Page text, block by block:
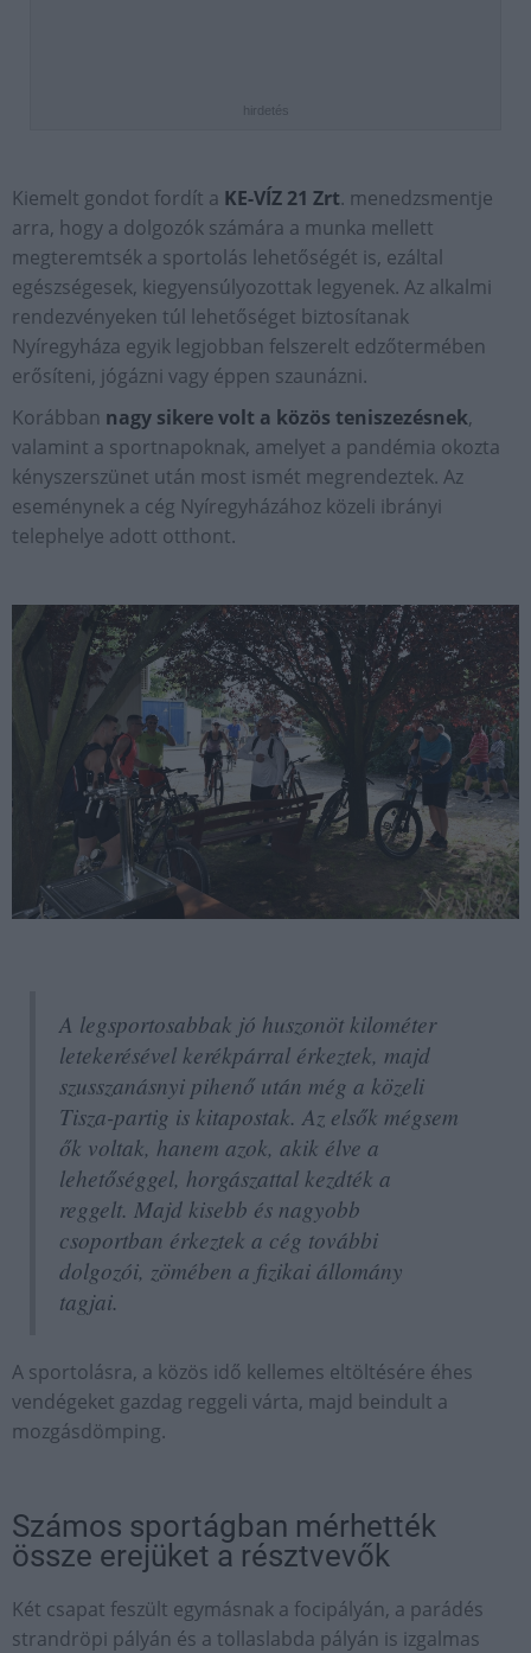
hirdetés
Kiemelt gondot fordít a KE-VÍZ 21 Zrt. menedzsmentje
arra, hogy a dolgozók számára a munka mellett
megteremtsék a sportolás lehetőségét is, ezáltal
egészségesek, kiegyensúlyozottak legyenek. Az alkalmi
rendezvényeken túl lehetőséget biztosítanak
Nyíregyháza egyik legjobban felszerelt edzőtermében
erősíteni, jógázni vagy éppen szaunázni.
Korábban nagy sikere volt a közös teniszezésnek,
valamint a sportnapoknak, amelyet a pandémia okozta
kényszerszünet után most ismét megrendeztek. Az
eseménynek a cég Nyíregyházához közeli ibrányi
telephelye adott otthont.
A legsportosabbak jó huszonöt kilométer
letekerésével kerékpárral érkeztek, majd
szusszanásnyi pihenő után még a közeli
Tisza-partig is kitapostak. Az elsők mégsem
ők voltak, hanem azok, akik élve a
lehetőséggel, horgászattal kezdték a
reggelt. Majd kisebb és nagyobb
csoportban érkeztek a cég további
dolgozói, zömében a fizikai állomány
tagjai.
A sportolásra, a közös idő kellemes eltöltésére éhes
vendégeket gazdag reggeli várta, majd beindult a
mozgásdömping.
Számos sportágban mérhették
össze erejüket a résztvevők
Két csapat feszült egymásnak a focipályán, a parádés
strandröpi pályán és a tollaslabda pályán is izgalmas